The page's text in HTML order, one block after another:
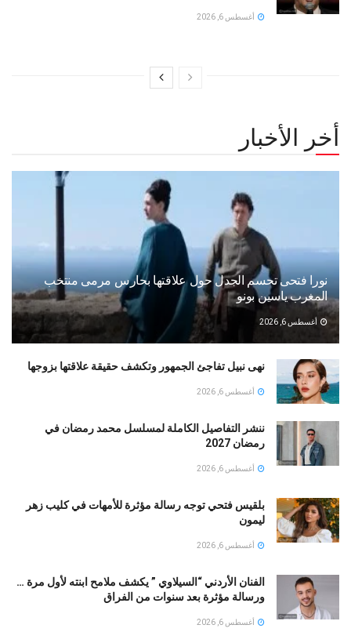
أغسطس 6, 2026
أخر الأخبار
نورا فتحى تحسم الجدل حول علاقتها بحارس مرمى منتخب
المغرب ياسين بونو ‏
أغسطس 6, 2026
نهى نبيل تفاجئ الجمهور وتكشف حقيقة علاقتها بزوجها
أغسطس 6, 2026
ننشر التفاصيل الكاملة لمسلسل محمد رمضان في
رمضان 2027
أغسطس 6, 2026
بلقيس فتحي توجه رسالة مؤثرة للأمهات في كليب زهر
ليمون ‏
أغسطس 6, 2026
الفنان الأردني “السيلاوي ” يكشف ملامح ابنته لأول مرة …
ورسالة مؤثرة بعد سنوات من الفراق
أغسطس 6, 2026